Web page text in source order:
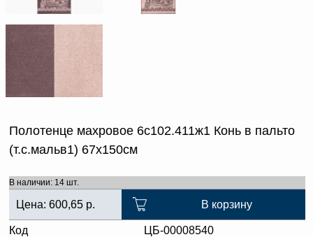
Полотенце махровое 6с102.411ж1 Конь в пальто
(т.с.мальв1) 67х150см
В наличии: 14 шт.
Цена: 600,65 р. В корзину
Код
ЦБ-00008540